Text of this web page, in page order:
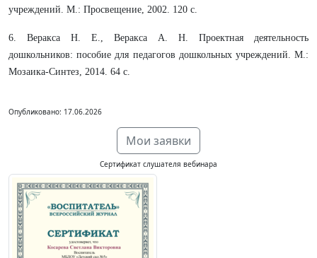
учреждений. М.: Просвещение, 2002. 120 с.
6. Веракса Н. Е., Веракса А. Н. Проектная деятельность
дошкольников: пособие для педагогов дошкольных учреждений. М.:
Мозаика-Синтез, 2014. 64 с.
Опубликовано: 17.06.2026
Мои заявки
Сертификат слушателя вебинара